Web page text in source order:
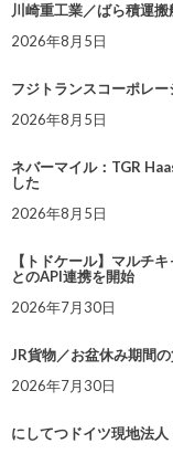
川崎重工業／ばら積運
2026年8月5日
フジトランスコーポレ
2026年8月5日
ネバーマイル：TGR
した
2026年8月5日
【トドケール】マルチ
とのAPI連携を開始
2026年7月30日
JR貨物／お盆休み期間
2026年7月30日
にしてつドイツ現地法